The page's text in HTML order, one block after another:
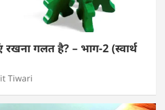
रखना गलत है? – भाग-2 (स्वार्थ
Tiwari